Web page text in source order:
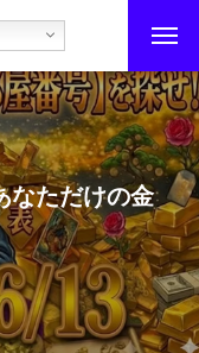
なただけの金